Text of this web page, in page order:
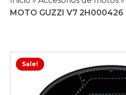
MOTO GUZZI V7 2H000426
Sale!